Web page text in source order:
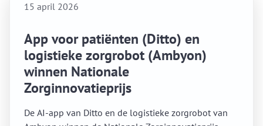
15 april 2026
App voor patiënten (Ditto) en
logistieke zorgrobot (Ambyon)
winnen Nationale
Zorginnovatieprijs
De AI-app van Ditto en de logistieke zorgrobot van